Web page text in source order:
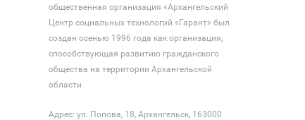
общественная организация «Архангельский
Центр социальных технологий «Гарант» был
создан осенью 1996 года как организация,
способствующая развитию гражданского
общества на территории Архангельской
области
Адрес: ул. Попова, 18, Архангельск, 163000